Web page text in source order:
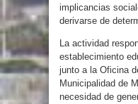
implicancias
derivarse de
La actividad
establecimiento
junto a la Oficina
Municipalidad de
necesidad de